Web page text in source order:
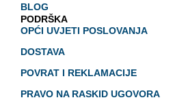
BLOG
PODRŠKA
OPĆI UVJETI POSLOVANJA
DOSTAVA
POVRAT I REKLAMACIJE
PRAVO NA RASKID UGOVORA